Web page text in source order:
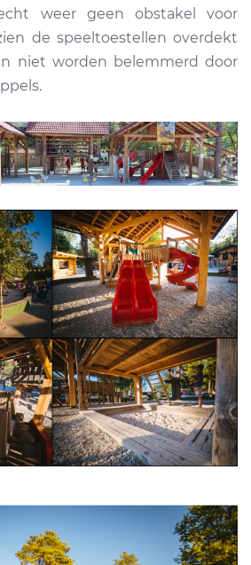
weer geen obstakel voor
de speeltoestellen overdekt
niet worden belemmerd door